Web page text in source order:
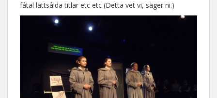
fåtal lättsålda titlar etc etc (Detta vet vi, säger ni.)